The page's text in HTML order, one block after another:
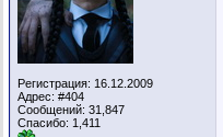
Регистрация: 16.12.2009
Адрес: #404
Сообщений: 31,847
Спасибо: 1,411